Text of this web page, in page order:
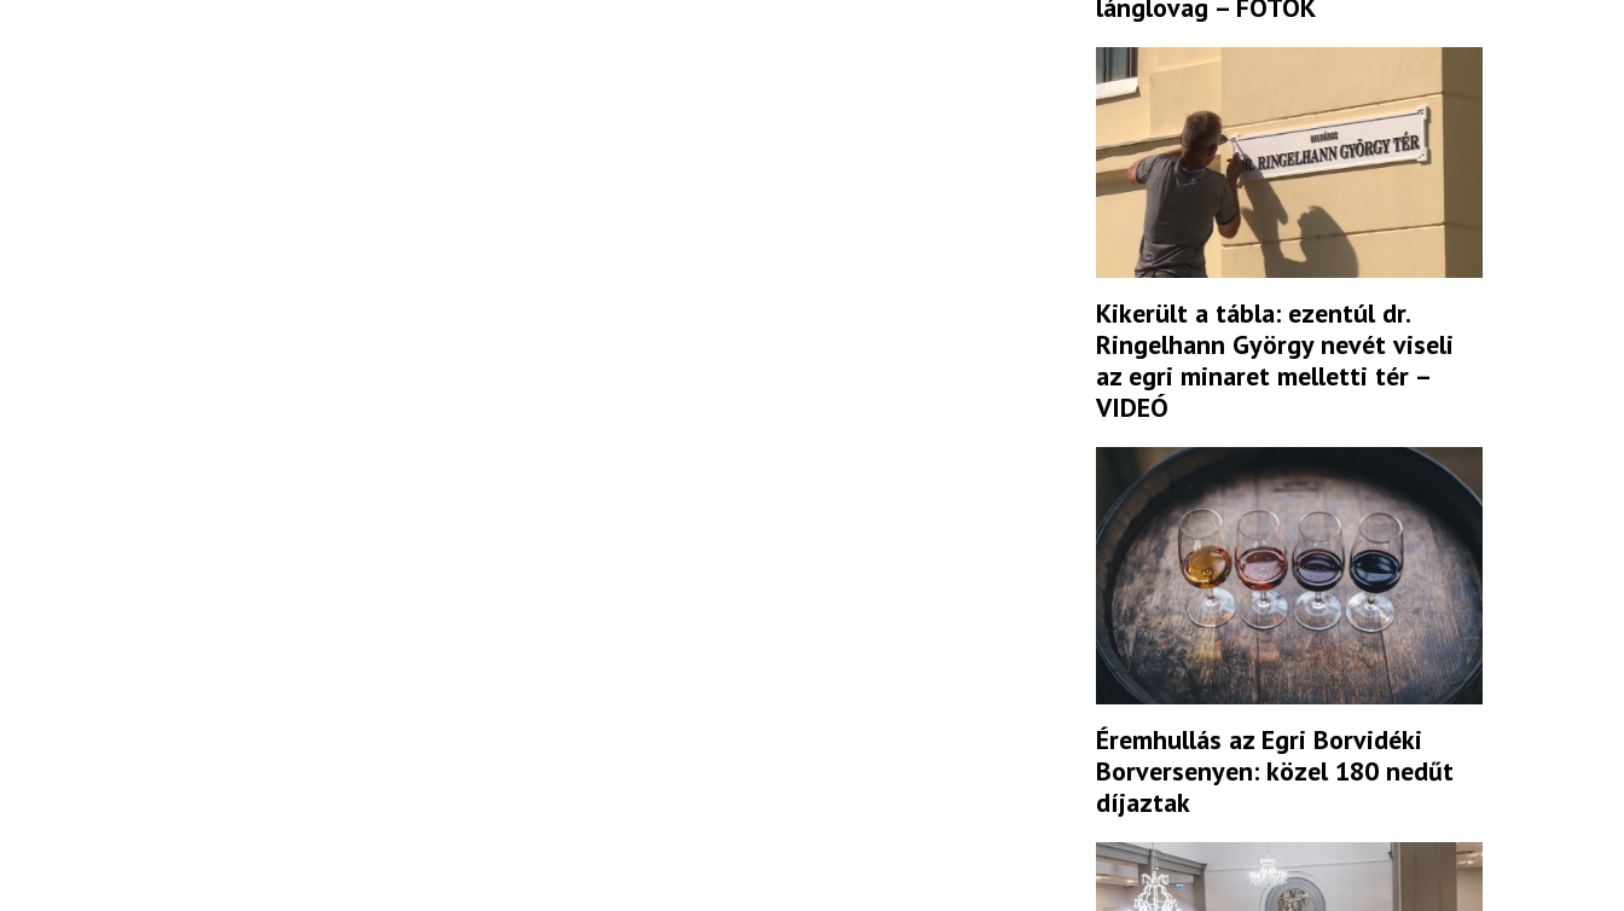
lánglovag – FOTÓK
Kikerült a tábla: ezentúl dr.
Ringelhann György nevét viseli
az egri minaret melletti tér –
VIDEÓ
Éremhullás az Egri Borvidéki
Borversenyen: közel 180 nedűt
díjaztak